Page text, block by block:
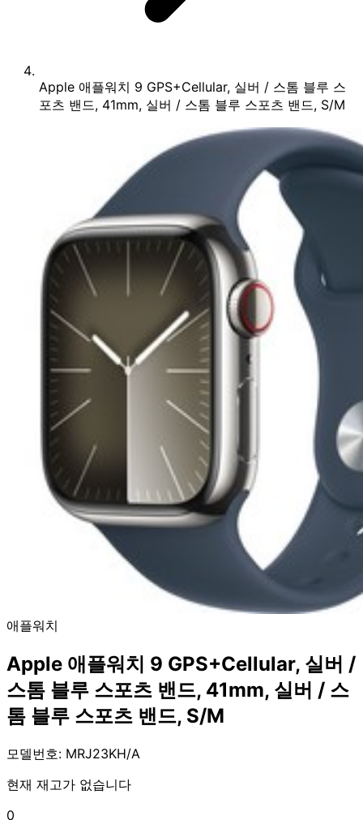
Apple 애플워치 9 GPS+Cellular, 실버 / 스톰 블루 스
포츠 밴드, 41mm, 실버 / 스톰 블루 스포츠 밴드, S/M
애플워치
Apple 애플워치 9 GPS+Cellular, 실버 /
스톰 블루 스포츠 밴드, 41mm, 실버 / 스
톰 블루 스포츠 밴드, S/M
모델번호: MRJ23KH/A
현재 재고가 없습니다
0